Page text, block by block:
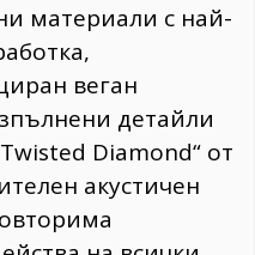
материали с най-
веган
детайли
Diamond“ от
акустичен